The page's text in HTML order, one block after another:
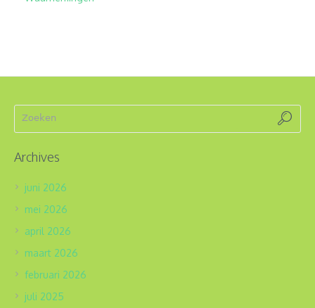
Archives
juni 2026
mei 2026
april 2026
maart 2026
februari 2026
juli 2025